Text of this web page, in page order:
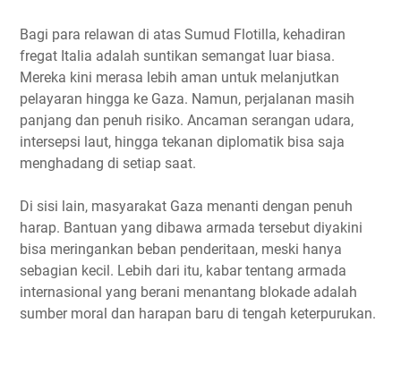
Bagi para relawan di atas Sumud Flotilla, kehadiran
fregat Italia adalah suntikan semangat luar biasa.
Mereka kini merasa lebih aman untuk melanjutkan
pelayaran hingga ke Gaza. Namun, perjalanan masih
panjang dan penuh risiko. Ancaman serangan udara,
intersepsi laut, hingga tekanan diplomatik bisa saja
menghadang di setiap saat.
Di sisi lain, masyarakat Gaza menanti dengan penuh
harap. Bantuan yang dibawa armada tersebut diyakini
bisa meringankan beban penderitaan, meski hanya
sebagian kecil. Lebih dari itu, kabar tentang armada
internasional yang berani menantang blokade adalah
sumber moral dan harapan baru di tengah keterpurukan.